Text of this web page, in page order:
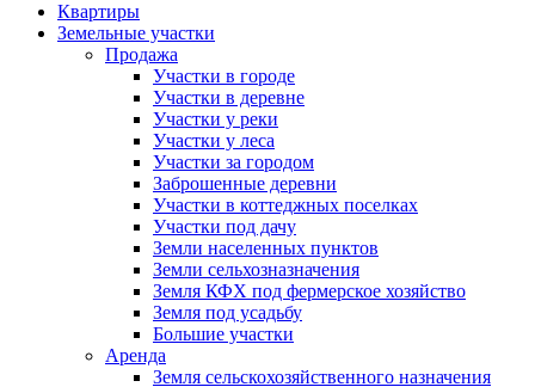
Квартиры
Земельные участки
Продажа
Участки в городе
Участки в деревне
Участки у реки
Участки у леса
Участки за городом
Заброшенные деревни
Участки в коттеджных поселках
Участки под дачу
Земли населенных пунктов
Земли сельхозназначения
Земля КФХ под фермерское хозяйство
Земля под усадьбу
Большие участки
Аренда
Земля сельскохозяйственного назначения